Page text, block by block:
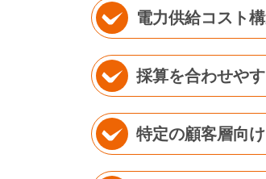
電力供給コスト
採算を合わせや
特定の顧客層向